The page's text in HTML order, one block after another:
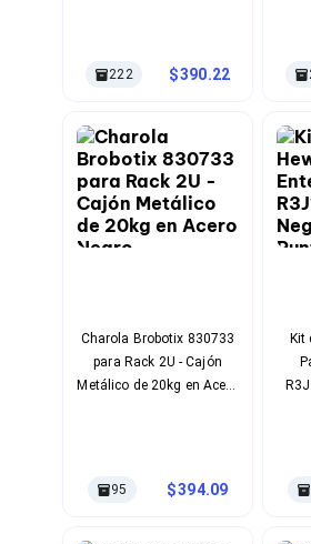
Adaptadores PC
Adaptadores PC SATA
Adaptadores PC IDE
Adaptadores PC Teclado
Bluetooth
Adaptadores Video
Adaptadores Video DisplayPort
Adaptadores Video DVI
Adaptadores Video VGA / HD15
Repetidores USB
222 390.22
Charola Brobotix 830733
para Rack 2U - Cajón
Metálico de 20kg en Acero
95 394.09
Kit